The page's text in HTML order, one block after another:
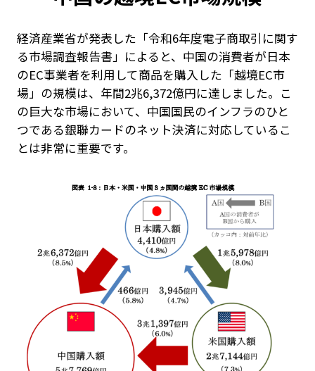
経済産業省が発表した「令和6年度電子商取引に関す
る市場調査報告書」によると、中国の消費者が日本
のEC事業者を利用して商品を購入した「越境EC市
場」の規模は、年間2兆6,372億円に達しました。こ
の巨大な市場において、中国国民のインフラのひと
つである銀聯カードのネット決済に対応しているこ
とは非常に重要です。